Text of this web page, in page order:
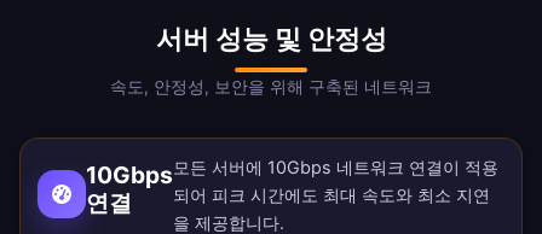
서버 성능 및 안정성
속도, 안정성, 보안을 위해 구축된 네트워크
10Gbps
연결
모든 서버에 10Gbps 네트워크 연결이 적용
되어 피크 시간에도 최대 속도와 최소 지연
을 제공합니다.